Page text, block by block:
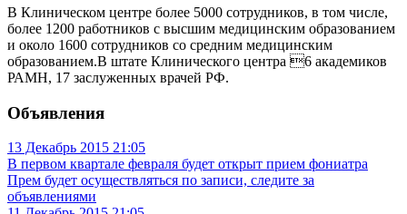
В Клиническом центре более 5000 сотрудников, в том числе,
более 1200 работников с высшим медицинским образованием
и около 1600 сотрудников со средним медицинским
образованием.В штате Клинического центра 6 академиков
РАМН, 17 заслуженных врачей РФ.
Объявления
13 Декабрь 2015 21:05
В первом квартале февраля будет открыт прием фониатра
Прем будет осуществляться по записи, следите за
объявлениями